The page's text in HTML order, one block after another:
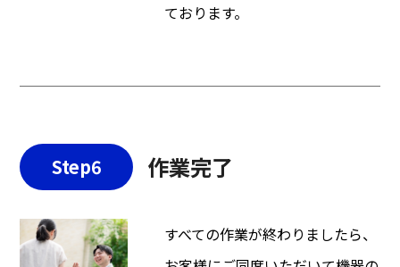
ております。
Step6 作業完了
すべての作業が終わりましたら、